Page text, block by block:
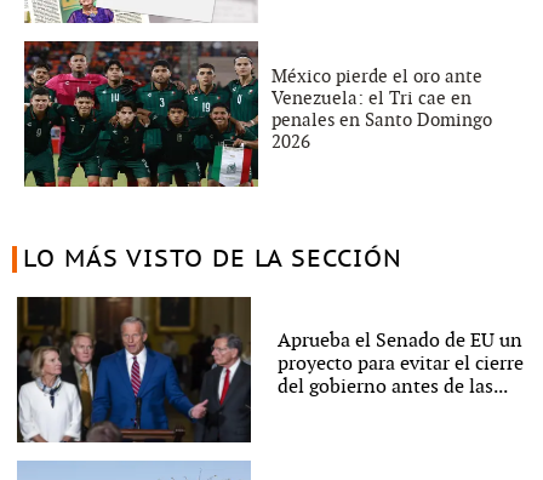
México pierde el oro ante
Venezuela: el Tri cae en
penales en Santo Domingo
2026
LO MÁS VISTO DE LA SECCIÓN
Aprueba el Senado de EU un
proyecto para evitar el cierre
del gobierno antes de las...